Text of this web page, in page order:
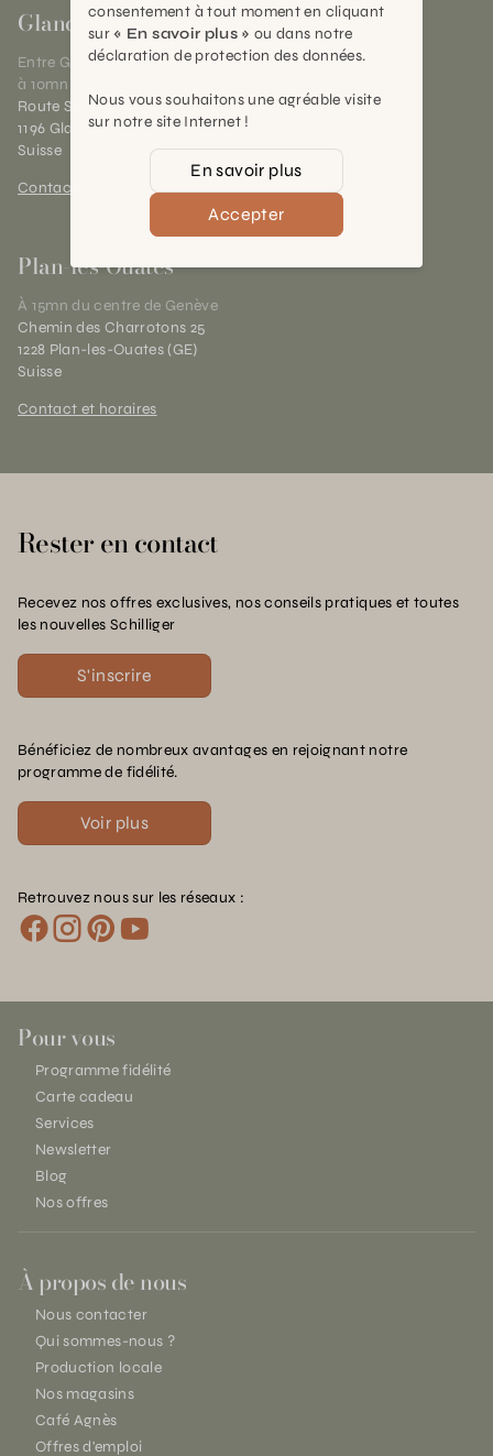
Gland
Entre Genève et Lausanne,
à 10mn de Nyon
Route Suisse 40
1196 Gland (VD)
Suisse
Contact et horaires
Plan-les-Ouates
À 15mn du centre de Genève
Chemin des Charrotons 25
1228 Plan-les-Ouates (GE)
Suisse
Contact et horaires
Rester en contact
Recevez nos offres exclusives, nos conseils pratiques et toutes
les nouvelles Schilliger
S'inscrire
Bénéficiez de nombreux avantages en rejoignant notre
programme de fidélité.
Voir plus
Retrouvez nous sur les réseaux :
Pour vous
Programme fidélité
Carte cadeau
Services
Newsletter
Blog
Nos offres
À propos de nous
Nous contacter
Qui sommes-nous ?
Production locale
Nos magasins
Café Agnès
Offres d'emploi
consentement à tout moment en cliquant
sur « En savoir plus » ou dans notre
déclaration de protection des données.
Nous vous souhaitons une agréable visite
sur notre site Internet !
En savoir plus
Accepter